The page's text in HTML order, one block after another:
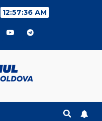
12:57:36 AM